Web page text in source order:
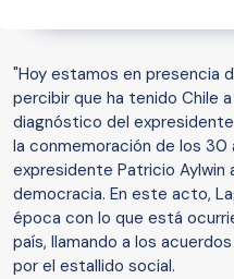
"Hoy estamos en presencia
percibir que ha tenido Chile
diagnóstico del
la conmemoración de los 30
expresidente Patricio Aylwin
democracia. En este acto,
época con lo que está
país, llamando a los
por el estallido social.